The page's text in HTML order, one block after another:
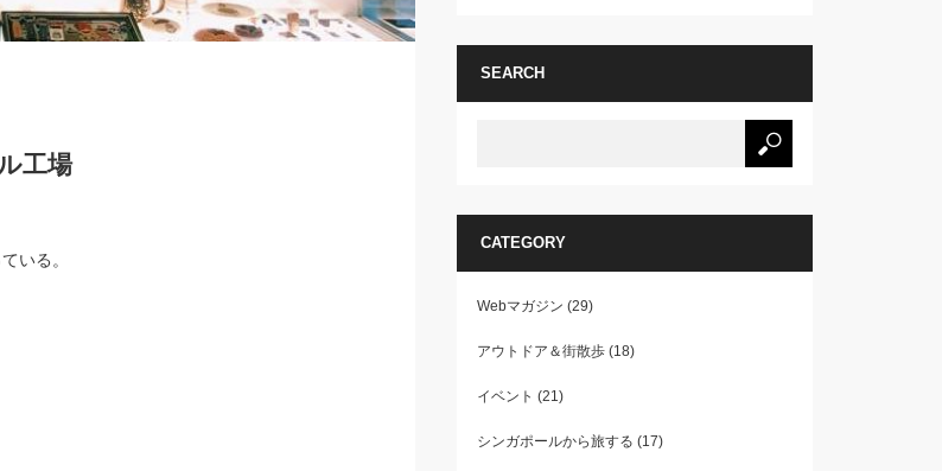
工場
いる。
SEARCH
CATEGORY
Webマガジン (29)
アウトドア＆街散歩(18)
イベント (21)
シンガポールから旅する (17)